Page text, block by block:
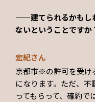
——建てられるかもし
ないということですか
宏紀さん
京都市※の許可を受け
になります。ただ、
ってもらって、確約